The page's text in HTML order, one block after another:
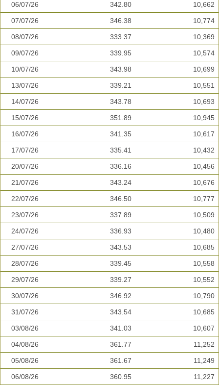
06/07/26 342.80 10,662
07/07/26 346.38 10,774
08/07/26 333.37 10,369
09/07/26 339.95 10,574
10/07/26 343.98 10,699
13/07/26 339.21 10,551
14/07/26 343.78 10,693
15/07/26 351.89 10,945
16/07/26 341.35 10,617
17/07/26 335.41 10,432
20/07/26 336.16 10,456
21/07/26 343.24 10,676
22/07/26 346.50 10,777
23/07/26 337.89 10,509
24/07/26 336.93 10,480
27/07/26 343.53 10,685
28/07/26 339.45 10,558
29/07/26 339.27 10,552
30/07/26 346.92 10,790
31/07/26 343.54 10,685
03/08/26 341.03 10,607
04/08/26 361.77 11,252
05/08/26 361.67 11,249
06/08/26 360.95 11,227